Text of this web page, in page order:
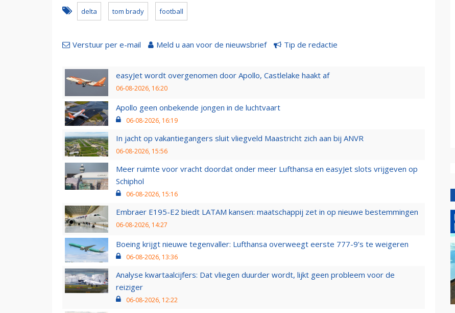
delta tom brady football
Verstuur per e-mail Meld u aan voor de nieuwsbrief Tip de redactie
easyJet wordt overgenomen door Apollo, Castlelake haakt af
06-08-2026, 16:20
Apollo geen onbekende jongen in de luchtvaart
06-08-2026, 16:19
In jacht op vakantiegangers sluit vliegveld Maastricht zich aan bij ANVR
06-08-2026, 15:56
Meer ruimte voor vracht doordat onder meer Lufthansa en easyJet slots vrijgeven op
Schiphol
06-08-2026, 15:16
Embraer E195-E2 biedt LATAM kansen: maatschappij zet in op nieuwe bestemmingen
06-08-2026, 14:27
Boeing krijgt nieuwe tegenvaller: Lufthansa overweegt eerste 777-9’s te weigeren
06-08-2026, 13:36
Analyse kwartaalcijfers: Dat vliegen duurder wordt, lijkt geen probleem voor de
reiziger
06-08-2026, 12:22